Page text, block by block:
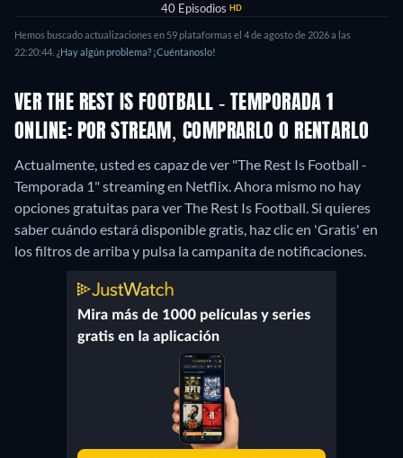
40 Episodios HD
Hemos buscado actualizaciones en 59 plataformas el 4 de agosto de 2026 a las
22:20:44. ¿Hay algún problema? ¡Cuéntanoslo!
VER THE REST IS FOOTBALL - TEMPORADA 1
ONLINE: POR STREAM, COMPRARLO O RENTARLO
Actualmente, usted es capaz de ver "The Rest Is Football -
Temporada 1" streaming en Netflix.Ahora mismo no hay
opciones gratuitas para ver The Rest Is Football. Si quieres
saber cuándo estará disponible gratis, haz clic en 'Gratis' en
los filtros de arriba y pulsa la campanita de notificaciones.